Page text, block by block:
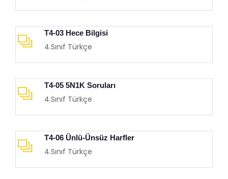
T4-03 Hece Bilgisi
4.Sınıf Türkçe
T4-05 5N1K Soruları
4.Sınıf Türkçe
T4-06 Ünlü-Ünsüz Harfler
4.Sınıf Türkçe